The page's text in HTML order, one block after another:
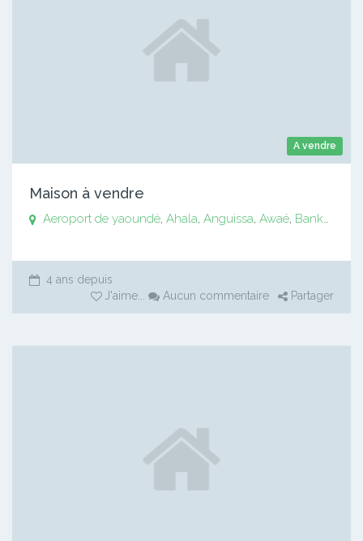
A vendre
Maison à vendre
Aeroport de yaoundé, Ahala, Anguissa, Awaé, Bankomo
4 ans depuis
J'aime ... Aucun commentaire Partager